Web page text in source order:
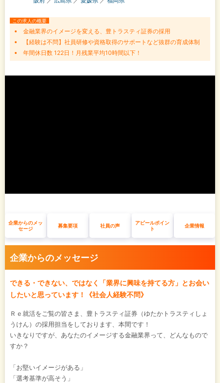
この求人の概要
金融業界のイメージを変える、豊トラスティ証券の採用
【経験は不問】社員研修や資格取得のサポートなど抜群の育成体制
年間休日数 122日！月残業平均10時間以下！
企業からのメッ
セージ
募集要項 社員の声
アピールポイン
ト
企業情報
企業からのメッセージ
できる・できない、ではなく「業界に興味を持てる方」とお会い
したいと思っています！《社会人経験不問》
Ｒｅ就活をご覧の皆さま、豊トラスティ証券（ゆたかトラスティしょ
うけん）の採用担当をしております、本間です！
いきなりですが、あなたのイメージする金融業界って、どんなもので
すか？
「お堅いイメージがある」
「選考基準が高そう」